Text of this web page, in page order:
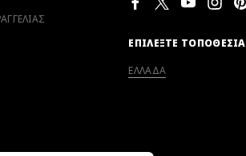
ΕΠΙΛΕΞΤΕ ΤΟΠΟΘΕΣΙΑ
ΕΛΛΑΔΑ